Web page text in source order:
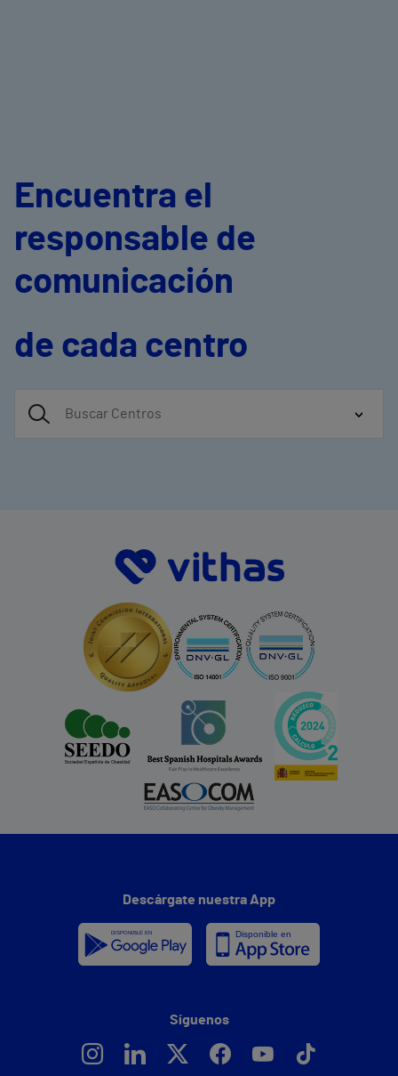
Encuentra el
responsable de
comunicación
de cada centro
Descárgate nuestra App
Síguenos